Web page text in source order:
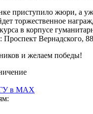
приступило жюри, а
торжественное
в корпусе
Вернадского,
и желаем победы!
в MAX